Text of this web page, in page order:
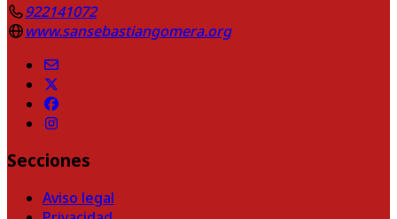
922141072
www.sansebastiangomera.org
Secciones
Aviso legal